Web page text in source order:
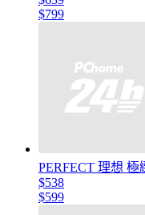
$799
PERFECT 理想 極
$538
$599